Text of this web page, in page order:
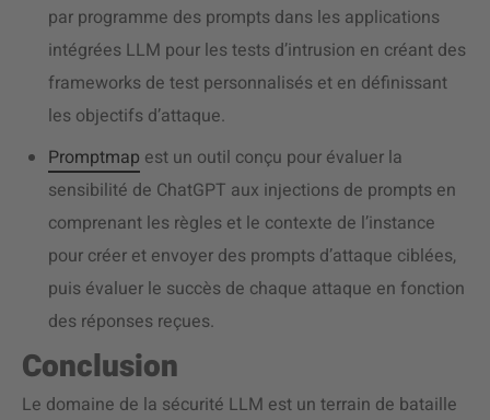
par programme des prompts dans les applications
intégrées LLM pour les tests d’intrusion en créant des
frameworks de test personnalisés et en définissant
les objectifs d’attaque.
Promptmap est un outil conçu pour évaluer la
sensibilité de ChatGPT aux injections de prompts en
comprenant les règles et le contexte de l’instance
pour créer et envoyer des prompts d’attaque ciblées,
puis évaluer le succès de chaque attaque en fonction
des réponses reçues.
Conclusion
Le domaine de la sécurité LLM est un terrain de bataille